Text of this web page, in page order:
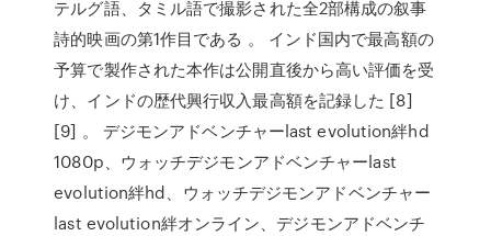
テルグ語、タミル語で撮影された全2部構成の叙事
詩的映画の第1作目である 。 インド国内で最高額の
予算で製作された本作は公開直後から高い評価を受
け、インドの歴代興行収入最高額を記録した [8]
[9] 。 デジモンアドベンチャーlast evolution絆hd
1080p、ウォッチデジモンアドベンチャーlast
evolution絆hd、ウォッチデジモンアドベンチャー
last evolution絆オンライン、デジモンアドベンチ